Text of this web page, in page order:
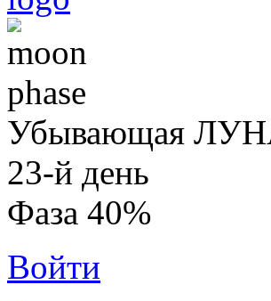
Убывающая
23-й день
Фаза 40%
Войти